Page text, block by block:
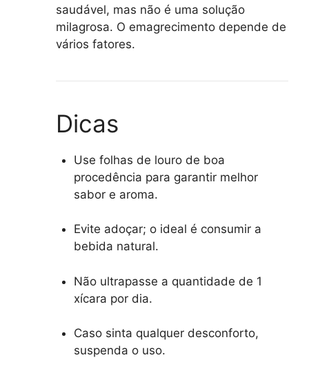
saudável, mas não é uma solução
milagrosa. O emagrecimento depende de
vários fatores.
Dicas
Use folhas de louro de boa
procedência para garantir melhor
sabor e aroma.
Evite adoçar; o ideal é consumir a
bebida natural.
Não ultrapasse a quantidade de 1
xícara por dia.
Caso sinta qualquer desconforto,
suspenda o uso.